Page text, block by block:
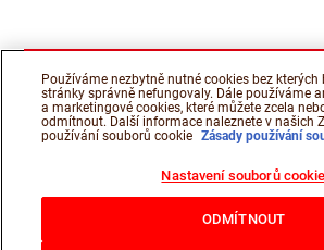
Používáme nezbytně nutné cookies bez kterých
stránky správně nefungovaly. Dále používáme
a marketingové cookies, které můžete zcela
odmítnout. Další informace naleznete v našich
používání souborů cookie Zásady používání
Nastavení souborů cookie
ODMÍTNOUT